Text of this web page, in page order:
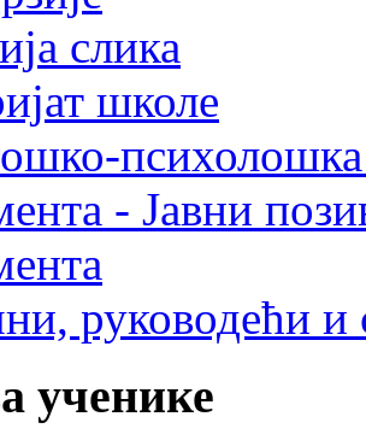
слика
школе
психолошка
- Јавни
руководећи и
ученике